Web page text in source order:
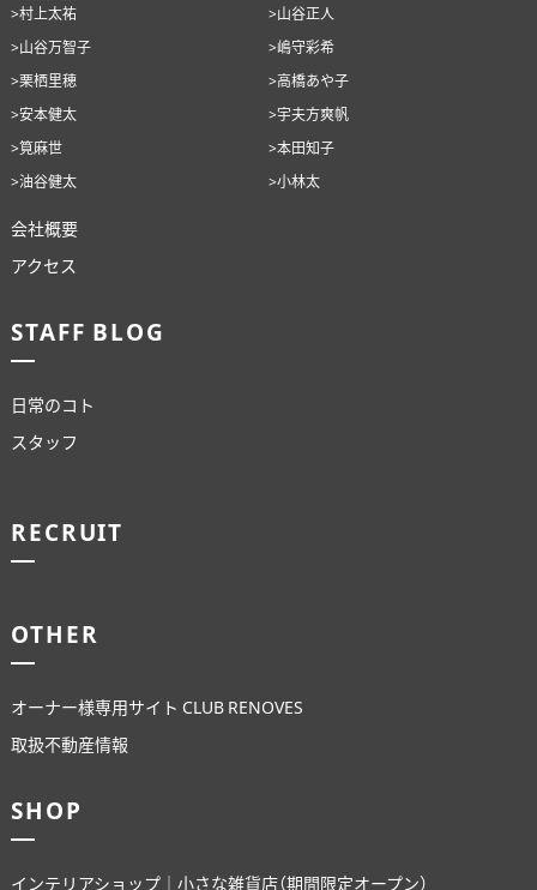
>村上太祐
>山谷正人
>山谷万智子
>嶋守彩希
>栗栖里穂
>高橋あや子
>安本健太
>宇夫方爽帆
>筧麻世
>本田知子
>油谷健太
>小林太
会社概要
アクセス
STAFF BLOG
日常のコト
スタッフ
RECRUIT
OTHER
オーナー様専用サイト CLUB RENOVES
取扱不動産情報
SHOP
インテリアショップ｜小さな雑貨店（期間限定オープン）